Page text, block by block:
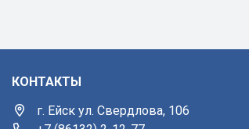
КОНТАКТЫ
г. Ейск ул. Свердлова, 106